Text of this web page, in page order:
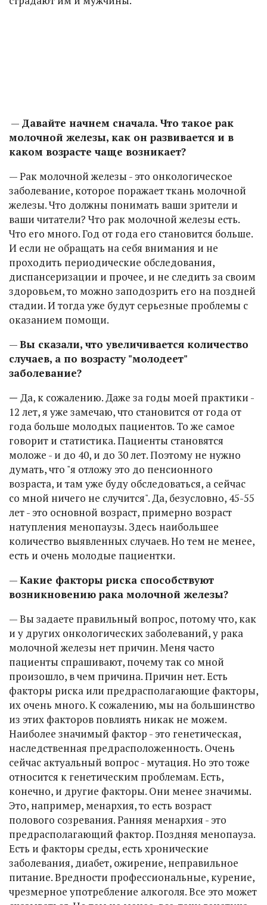
— Давайте начнем сначала. Что такое рак
молочной железы, как он развивается и в
каком возрасте чаще возникает?
— Рак молочной железы - это онкологическое
заболевание, которое поражает ткань молочной
железы. Что должны понимать ваши зрители и
ваши читатели? Что рак молочной железы есть.
Что его много. Год от года его становится больше.
И если не обращать на себя внимания и не
проходить периодические обследования,
диспансеризации и прочее, и не следить за своим
здоровьем, то можно заподозрить его на поздней
стадии. И тогда уже будут серьезные проблемы с
оказанием помощи.
—Вы сказали, что увеличивается количество
случаев, а по возрасту "молодеет"
заболевание?
— Да, к сожалению. Даже за годы моей практики -
12 лет, я уже замечаю, что становится от года от
года больше молодых пациентов. То же самое
говорит и статистика. Пациенты становятся
моложе - и до 40, и до 30 лет. Поэтому не нужно
думать, что "я отложу это до пенсионного
возраста, и там уже буду обследоваться, а сейчас
со мной ничего не случится". Да, безусловно, 45-55
лет - это основной возраст, примерно возраст
натупления менопаузы. Здесь наибольшее
количество выявленных случаев. Но тем не менее,
есть и очень молодые пациентки.
—Какие факторы риска способствуют
возникновению рака молочной железы?
— Вы задаете правильный вопрос, потому что, как
и у других онкологических заболеваний, у рака
молочной железы нет причин. Меня часто
пациенты спрашивают, почему так со мной
произошло, в чем причина. Причин нет. Есть
факторы риска или предрасполагающие факторы,
их очень много. К сожалению, мы на большинство
из этих факторов повлиять никак не можем.
Наиболее значимый фактор - это генетическая,
наследственная предрасположенность. Очень
сейчас актуальный вопрос - мутация. Но это тоже
относится к генетическим проблемам. Есть,
конечно, и другие факторы. Они менее значимы.
Это, например, менархия, то есть возраст
полового созревания. Ранняя менархия - это
предрасполагающий фактор. Поздняя менопауза.
Есть и факторы среды, есть хронические
заболевания, диабет, ожирение, неправильное
питание. Вредности профессиональные, курение,
чрезмерное употребление алкоголя. Все это может